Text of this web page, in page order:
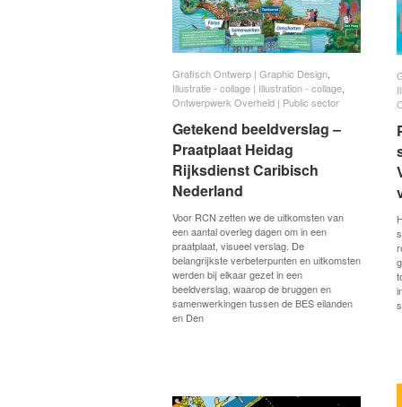
Grafisch Ontwerp | Graphic Design
Illustratie - collage | Illustration - collage
Ontwerpwerk Overheid | Public sector
Getekend beeldverslag –
Praatplaat Heidag
Rijksdienst Caribisch
Nederland
Voor RCN zetten we de uitkomsten van
een aantal overleg dagen om in een
praatplaat, visueel verslag. De
belangrijkste verbeterpunten en uitkomsten
werden bij elkaar gezet in een
beeldverslag, waarop de bruggen en
samenwerkingen tussen de BES eilanden
en Den
Grafisch Ontwerp | Graphic Design
Illustratie - collage | Illustration - collage
Ontwerpwerk Overheid | Public sector
Getekend beeldverslag –
Praatplaat Heidag
Rijksdienst Caribisch
Nederland